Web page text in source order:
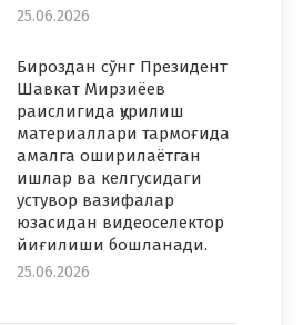
25.06.2026
Бироздан сўнг Президент
Шавкат Мирзиёев
раислигида қурилиш
материаллари тармоғида
амалга оширилаётган
ишлар ва келгусидаги
устувор вазифалар
юзасидан видеоселектор
йиғилиши бошланади.
25.06.2026